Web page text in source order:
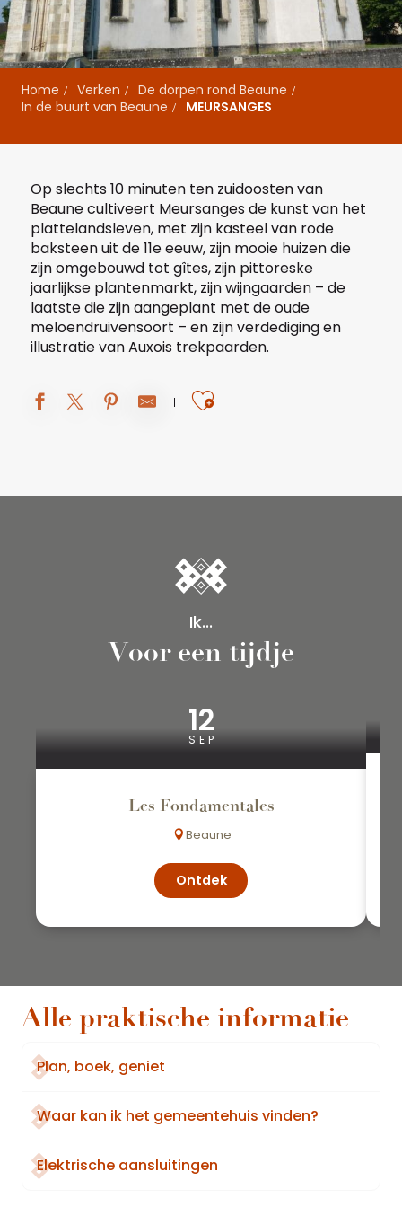
Home Verken
De dorpen rond Beaune
In de buurt van Beaune
MEURSANGES
Op slechts 10 minuten ten zuidoosten van
Beaune cultiveert Meursanges de kunst van het
plattelandsleven, met zijn kasteel van rode
baksteen uit de 11e eeuw, zijn mooie huizen die
zijn omgebouwd tot gîtes, zijn pittoreske
jaarlijkse plantenmarkt, zijn wijngaarden – de
laatste die zijn aangeplant met de oude
meloendruivensoort – en zijn verdediging en
illustratie van Auxois trekpaarden.
Ajouter aux
Ik...
Voor een tijdje
12
SEP
Les Fondamentales
Beaune
Ontdek
Alle praktische informatie
Plan, boek, geniet
Waar kan ik het gemeentehuis vinden?
Elektrische aansluitingen